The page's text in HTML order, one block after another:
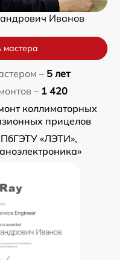
Иванов
мастера
– 5 лет
– 1 420
коллиматорных
прицелов
«ЛЭТИ»,